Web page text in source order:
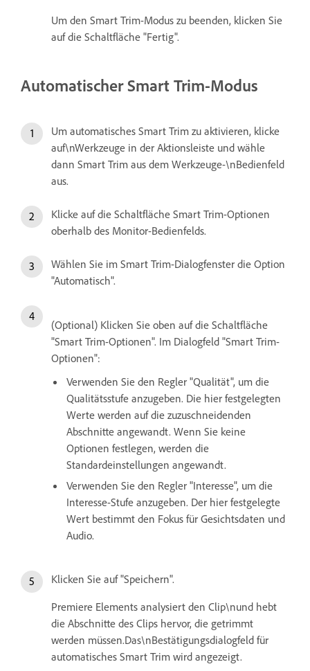
Um den Smart Trim-Modus zu beenden, klicken Sie
auf die Schaltfläche "Fertig".
Automatischer Smart Trim-Modus
Um automatisches Smart Trim zu aktivieren, klicke
auf\nWerkzeuge in der Aktionsleiste und wähle
dann Smart Trim aus dem Werkzeuge-\nBedienfeld
aus.
Klicke auf die Schaltfläche Smart Trim-Optionen
oberhalb des Monitor-Bedienfelds.
Wählen Sie im Smart Trim-Dialogfenster die Option
"Automatisch".
(Optional) Klicken Sie oben auf die Schaltfläche
"Smart Trim-Optionen". Im Dialogfeld "Smart Trim-
Optionen":
Verwenden Sie den Regler "Qualität", um die
Qualitätsstufe anzugeben. Die hier festgelegten
Werte werden auf die zuzuschneidenden
Abschnitte angewandt. Wenn Sie keine
Optionen festlegen, werden die
Standardeinstellungen angewandt.
Verwenden Sie den Regler "Interesse", um die
Interesse-Stufe anzugeben. Der hier festgelegte
Wert bestimmt den Fokus für Gesichtsdaten und
Audio.
Klicken Sie auf "Speichern".
Premiere Elements analysiert den Clip\nund hebt
die Abschnitte des Clips hervor, die getrimmt
werden müssen.Das\nBestätigungsdialogfeld für
automatisches Smart Trim wird angezeigt.